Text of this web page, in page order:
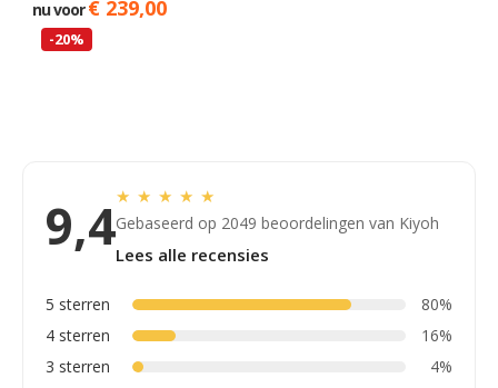
nu voor€ 239,00
-20%
9,4★ ★ ★ ★ ★
Gebaseerd op 2049 beoordelingen van Kiyoh
Lees alle recensies
5 sterren
80%
4 sterren
16%
3 sterren
4%